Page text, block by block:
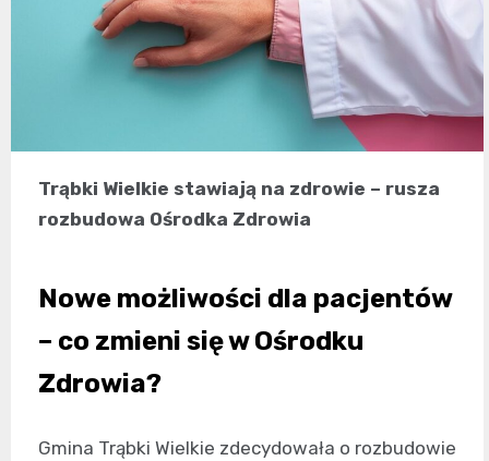
Trąbki Wielkie stawiają na zdrowie – rusza
rozbudowa Ośrodka Zdrowia
Nowe możliwości dla pacjentów
– co zmieni się w Ośrodku
Zdrowia?
Gmina Trąbki Wielkie zdecydowała o rozbudowie